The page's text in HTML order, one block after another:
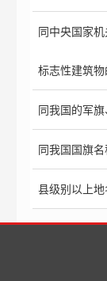
同中央国家
标志性建筑
同我国的军
同我国国旗
县级别以上地